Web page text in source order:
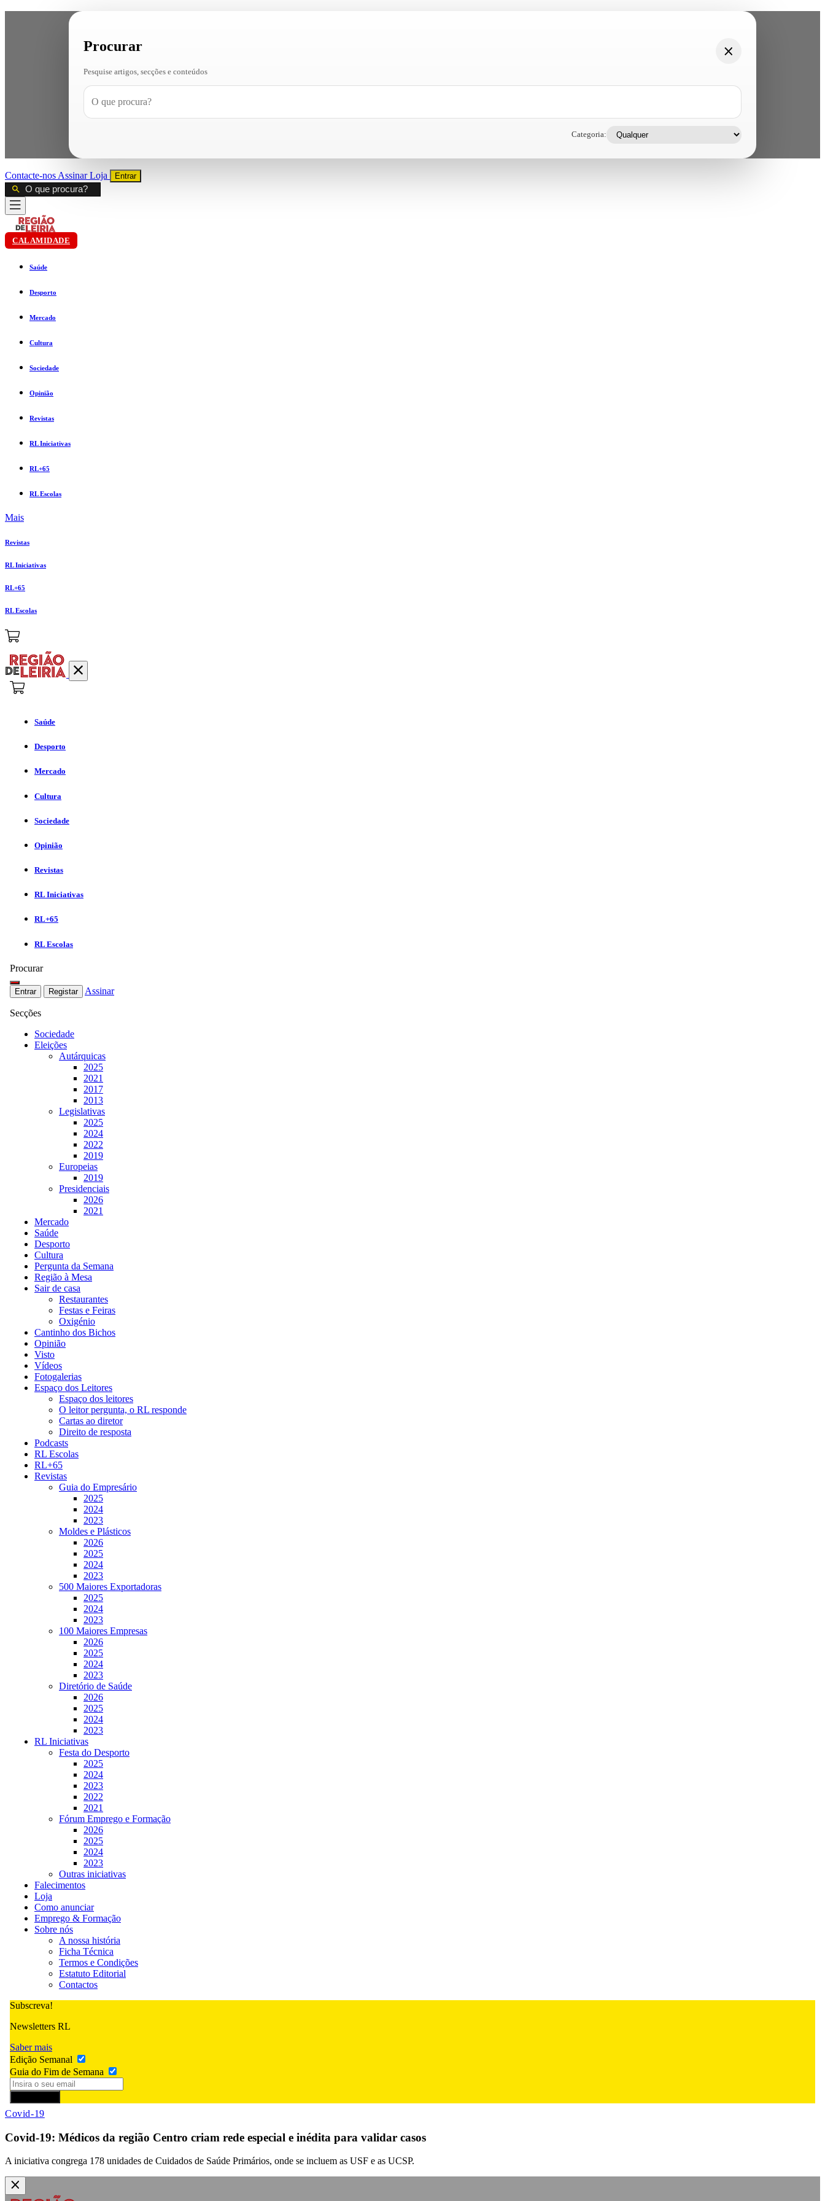
Procurar
Pesquise artigos, secções e conteúdos
Categoria:
Contacte-nos AssinarLoja Entrar
CALAMIDADE
Saúde
Desporto
Mercado
Cultura
Sociedade
Opinião
Revistas
RL Iniciativas
RL+65
RL Escolas
Mais
Revistas
RL Iniciativas
RL+65
RL Escolas
Saúde
Desporto
Mercado
Cultura
Sociedade
Opinião
Revistas
RL Iniciativas
RL+65
RL Escolas
Procurar
Entrar Registar Assinar
Secções
Sociedade
Eleições
Autárquicas
2025
2021
2017
2013
Legislativas
2025
2024
2022
2019
Europeias
2019
Presidenciais
2026
2021
Mercado
Saúde
Desporto
Cultura
Pergunta da Semana
Região à Mesa
Sair de casa
Restaurantes
Festas e Feiras
Oxigénio
Cantinho dos Bichos
Opinião
Visto
Vídeos
Fotogalerias
Espaço dos Leitores
Espaço dos leitores
O leitor pergunta, o RL responde
Cartas ao diretor
Direito de resposta
Podcasts
RL Escolas
RL+65
Revistas
Guia do Empresário
2025
2024
2023
Moldes e Plásticos
2026
2025
2024
2023
500 Maiores Exportadoras
2025
2024
2023
100 Maiores Empresas
2026
2025
2024
2023
Diretório de Saúde
2026
2025
2024
2023
RL Iniciativas
Festa do Desporto
2025
2024
2023
2022
2021
Fórum Emprego e Formação
2026
2025
2024
2023
Outras iniciativas
Falecimentos
Loja
Como anunciar
Emprego & Formação
Sobre nós
A nossa história
Ficha Técnica
Termos e Condições
Estatuto Editorial
Contactos
Subscreva!
Newsletters RL
Saber mais
Edição Semanal
Guia do Fim de Semana
Covid-19
Covid-19: Médicos da região Centro criam rede especial e inédita para validar casos
A iniciativa congrega 178 unidades de Cuidados de Saúde Primários, onde se incluem as USF e as UCSP.